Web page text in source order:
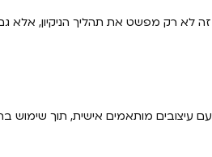
לא רק מפשט את תהליך הניקיון, אלא
מותאמים אישית, תוך שימוש